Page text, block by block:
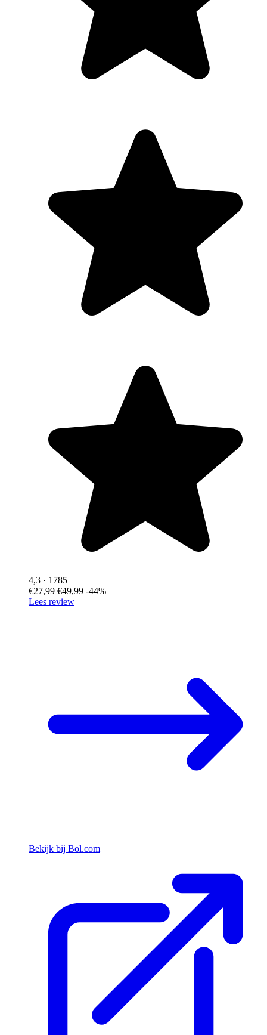
4,3 · 1785
€27,99 €49,99 -44%
Lees review
Bekijk bij Bol.com